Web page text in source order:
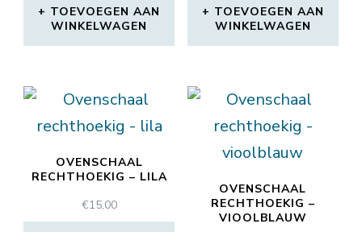
TOEVOEGEN AAN
WINKELWAGEN
TOEVOEGEN AAN
WINKELWAGEN
OVENSCHAAL
RECHTHOEKIG – LILA
€15,00
OVENSCHAAL
RECHTHOEKIG –
VIOOLBLAUW